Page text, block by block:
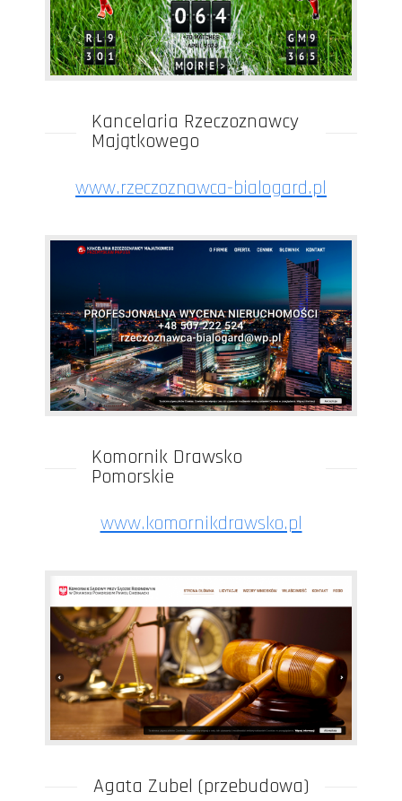
Kancelaria Rzeczoznawcy
Majątkowego
www.rzeczoznawca-bialogard.pl
Komornik Drawsko
Pomorskie
www.komornikdrawsko.pl
Agata Zubel (przebudowa)